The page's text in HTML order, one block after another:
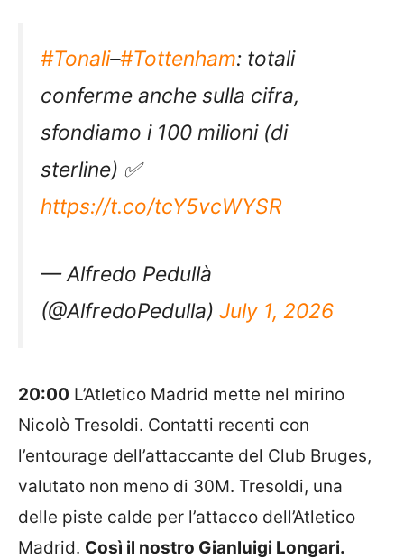
#Tonali–#Tottenham: totali
conferme anche sulla cifra,
sfondiamo i 100 milioni (di
sterline) ✅
https://t.co/tcY5vcWYSR
— Alfredo Pedullà
(@AlfredoPedulla) July 1, 2026
20:00 L’Atletico Madrid mette nel mirino
Nicolò Tresoldi. Contatti recenti con
l’entourage dell’attaccante del Club Bruges,
valutato non meno di 30M. Tresoldi, una
delle piste calde per l’attacco dell’Atletico
Madrid. Così il nostro Gianluigi Longari.